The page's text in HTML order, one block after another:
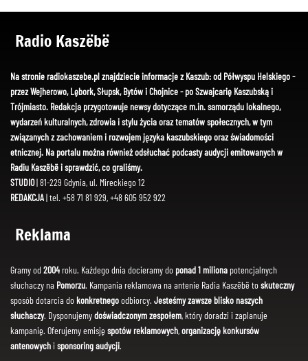
Radio Kaszëbë
Na stronie radiokaszebe.pl znajdziecie informacje z Kaszub: od Półwyspu Helskiego -
przez Wejherowo, Lębork, Słupsk, Bytów i Chojnice - po Szwajcarię Kaszubską i
Trójmiasto. Redakcja przygotowuje newsy dotyczące m.in. samorządu lokalnego,
wydarzeń kulturalnych, zdrowia i stylu życia oraz tematów społecznych, w tym
związanych z zachowaniem i rozwojem języka kaszubskiego oraz świadomości
etnicznej. Na portalu można również odsłuchać podcasty audycji emitowanych w
Radiu Kaszëbë i sprawdzić, co graliśmy.
STUDIO| 81-229 Gdynia, ul. Mireckiego 12
REDAKCJA| tel. +58 71 81 929, +48 605 952 922
Reklama
Gramy od 2004roku. Każdego dnia docieramy do ponad 1 miliona potencjalnych
słuchaczy na Pomorzu. Kampania reklamowa na antenie Radia Kaszëbë toskuteczny
sposób dotarcia dokonkretnegoodbiorcy. Jesteśmy zawsze blisko naszych
słuchaczy. Dysponujemydoświadczonym zespołem, który doradzi i zaplanuje
kampanię. Oferujemy emisję spotów reklamowych,organizację konkursów
antenowychi sponsoring audycji.